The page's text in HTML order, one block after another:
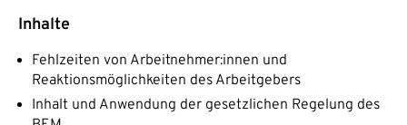
Inhalte
Fehlzeiten von Arbeitnehmer:innen und
Reaktionsmöglichkeiten des Arbeitgebers
Inhalt und Anwendung der gesetzlichen Regelung des